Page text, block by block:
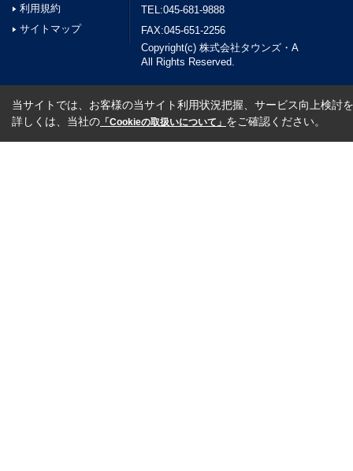
利用規約
サイトマップ
TEL:045-681-9888
FAX:045-651-2256
Copyright(c) 株式会社タウンズ・A
All Rights Reserved.
当サイトでは、お客様の当サイト利用状況把握、サービス向上検討
詳しくは、当社の 「Cookieの取扱いについて」 をご確認ください。